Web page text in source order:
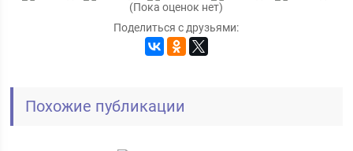
(Пока оценок нет)
Поделиться с друзьями:
Похожие публикации